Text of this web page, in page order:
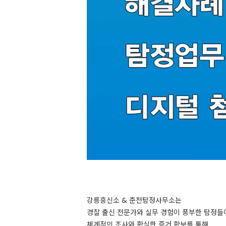
강릉흥신소 & 춘천탐정사무소는
경찰 출신 전문가와 실무 경험이 풍부한 탐정들